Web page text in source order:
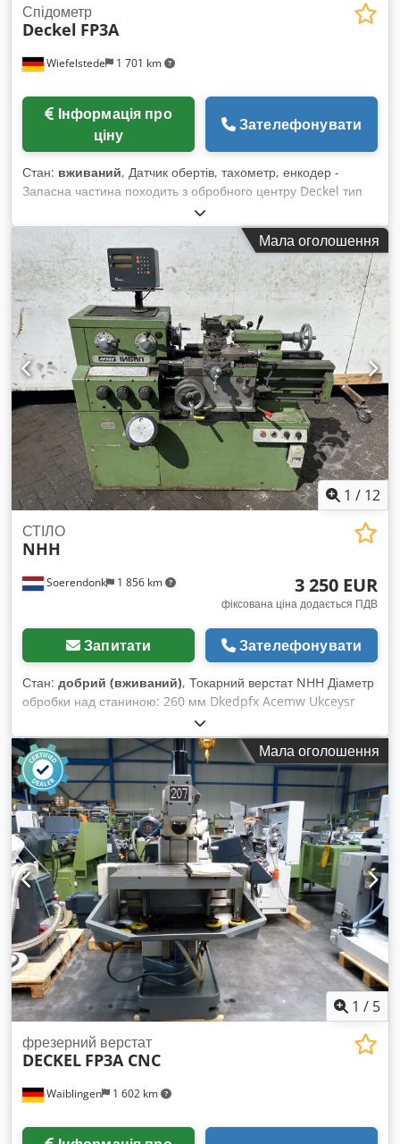
Wiefelstede 1 701 km
Спідометр
Deckel FP3A
ціну
Зателефонувати
Стан: вживаний, Датчик обертів, тахометр, енкодер -
Запасна частина походить з обробного центру Deckel тип
FP3A - Кількість: наявний 1 шт. тахометра Dsdpfxsffh N Ae
Acyekr - Ціна: за штуку - Розміри: 83/122/В95 мм - Вага: 1,1
Мала оголошення
1 / 12
Soerendonk 1 856 km
СТІЛО
NHH
3 250 EUR
фіксована ціна додається ПДВ
Запитати Зателефонувати
Стан: добрий (вживаний), Токарний верстат NHH Діаметр
обробки над станиною: 260 мм Dkedpfx Acemw Ukceysr
Діаметр обробки над супортом: 160 мм Отвір шпинделя: 26
мм Довжина обробки: 600 мм Цифрова лінійка Heidenhain
Діаметр патрона: 155 мм Максимальна швидкість
обертання: 2000 об/хв Габарити: 150x85x155 см (ДxШxВ)
Мала оголошення
1 / 5
Waiblingen 1 602 km
фрезерний верстат
DECKEL FP3A CNC